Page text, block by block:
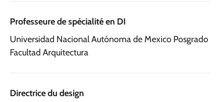
Professeure de spécialité en DI
Universidad Nacional Autónoma de Mexico Posgrado
Facultad Arquitectura
Directrice du design